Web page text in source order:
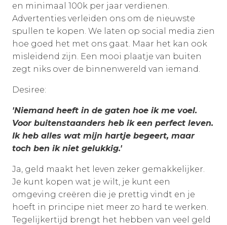
en minimaal 100k per jaar verdienen.
Advertenties verleiden ons om de nieuwste
spullen te kopen. We laten op social media zien
hoe goed het met ons gaat. Maar het kan ook
misleidend zijn. Een mooi plaatje van buiten
zegt niks over de binnenwereld van iemand.
Desiree:
'Niemand heeft in de gaten hoe ik me voel.
Voor buitenstaanders heb ik een perfect leven.
Ik heb alles wat mijn hartje begeert, maar
toch ben ik niet gelukkig.'
Ja, geld maakt het leven zeker gemakkelijker.
Je kunt kopen wat je wilt, je kunt een
omgeving creëren die je prettig vindt en je
hoeft in principe niet meer zo hard te werken.
Tegelijkertijd brengt het hebben van veel geld